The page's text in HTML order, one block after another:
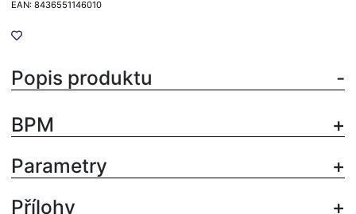
EAN: 8436551146010
Popis produktu
BPM
Parametry
Přílohy